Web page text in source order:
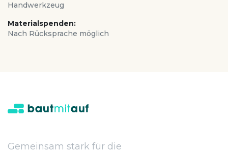
Handwerkzeug
Materialspenden:
Nach Rücksprache möglich
Gemeinsam stark für die